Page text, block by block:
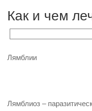
Как и чем
Лямблии
Лямблиоз –